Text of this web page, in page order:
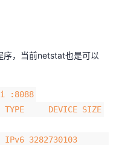
序，当前netstat也是可以
:8088
DEVICE SIZE
IPv6 3282730103